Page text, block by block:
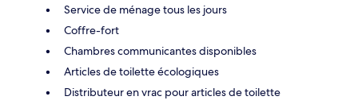
Service de ménage tous les jours
Coffre-fort
Chambres communicantes disponibles
Articles de toilette écologiques
Distributeur en vrac pour articles de toilette